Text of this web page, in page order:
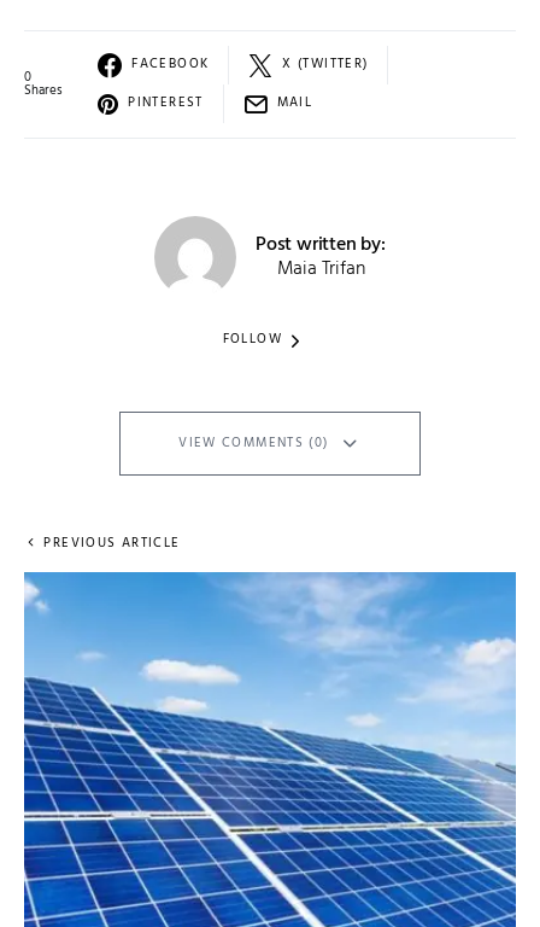
0
Shares
FACEBOOK
X (TWITTER)
PINTEREST
MAIL
Post written by:
Maia Trifan
FOLLOW
VIEW COMMENTS (0)
PREVIOUS ARTICLE